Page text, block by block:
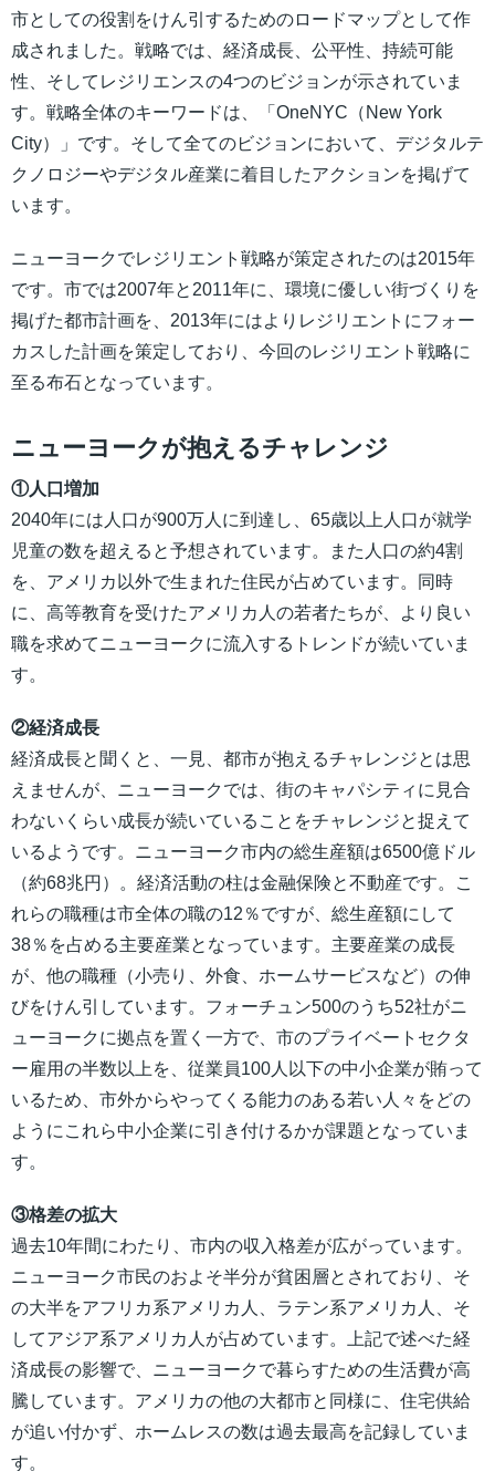
市としての役割をけん引するためのロードマップとして作
成されました。戦略では、経済成長、公平性、持続可能
性、そしてレジリエンスの4つのビジョンが示されていま
す。戦略全体のキーワードは、「OneNYC（New York
City）」です。そして全てのビジョンにおいて、デジタルテ
クノロジーやデジタル産業に着目したアクションを掲げて
います。
ニューヨークでレジリエント戦略が策定されたのは2015年
です。市では2007年と2011年に、環境に優しい街づくりを
掲げた都市計画を、2013年にはよりレジリエントにフォー
カスした計画を策定しており、今回のレジリエント戦略に
至る布石となっています。
ニューヨークが抱えるチャレンジ
①人口増加
2040年には人口が900万人に到達し、65歳以上人口が就学
児童の数を超えると予想されています。また人口の約4割
を、アメリカ以外で生まれた住民が占めています。同時
に、高等教育を受けたアメリカ人の若者たちが、より良い
職を求めてニューヨークに流入するトレンドが続いていま
す。
②経済成長
経済成長と聞くと、一見、都市が抱えるチャレンジとは思
えませんが、ニューヨークでは、街のキャパシティに見合
わないくらい成長が続いていることをチャレンジと捉えて
いるようです。ニューヨーク市内の総生産額は6500億ドル
（約68兆円）。経済活動の柱は金融保険と不動産です。こ
れらの職種は市全体の職の12％ですが、総生産額にして
38％を占める主要産業となっています。主要産業の成長
が、他の職種（小売り、外食、ホームサービスなど）の伸
びをけん引しています。フォーチュン500のうち52社がニ
ューヨークに拠点を置く一方で、市のプライベートセクタ
ー雇用の半数以上を、従業員100人以下の中小企業が賄って
いるため、市外からやってくる能力のある若い人々をどの
ようにこれら中小企業に引き付けるかが課題となっていま
す。
③格差の拡大
過去10年間にわたり、市内の収入格差が広がっています。
ニューヨーク市民のおよそ半分が貧困層とされており、そ
の大半をアフリカ系アメリカ人、ラテン系アメリカ人、そ
してアジア系アメリカ人が占めています。上記で述べた経
済成長の影響で、ニューヨークで暮らすための生活費が高
騰しています。アメリカの他の大都市と同様に、住宅供給
が追い付かず、ホームレスの数は過去最高を記録していま
す。